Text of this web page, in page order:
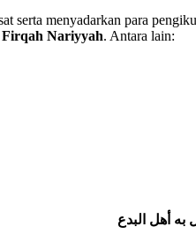
serta menyadarkan para
Firqah Nariyyah. Antara lain:
به أهل البدع